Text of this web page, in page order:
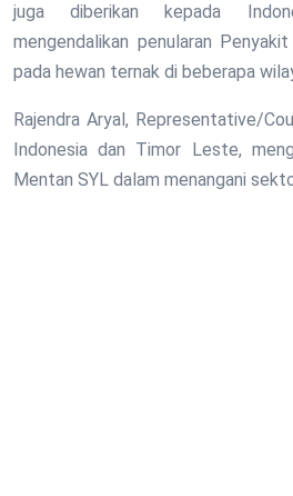
juga diberikan kepada
mengendalikan penularan
pada hewan ternak di beberapa
Rajendra Aryal, Representative/
Indonesia dan Timor Leste,
Mentan SYL dalam menangani